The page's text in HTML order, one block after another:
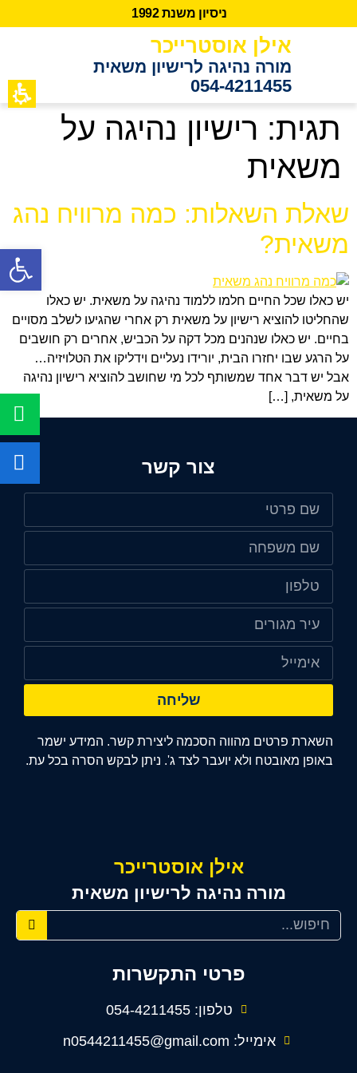
ניסיון משנת 2
9
9
1
אילן אוסטרייכר
מורה נהיגה לרישיון משאית
054-4211455
תגית: רישיון נהיגה על
משאית
שאלת השאלות: כמה מרוויח נהג
משאית?
יש כאלו שכל החיים חלמו ללמוד נהיגה על משאית. יש כאלו
שהחליטו להוציא רישיון על משאית רק אחרי שהגיעו לשלב מסויים
בחיים. יש כאלו שנהנים מכל דקה על הכביש, אחרים רק חושבים
על הרגע שבו יחזרו הבית, יורידו נעליים וידליקו את הטלויזיה…
אבל יש דבר אחד שמשותף לכל מי שחושב להוציא רישיון נהיגה
על משאית, […]
פרטי התקשרות
טלפון: 054-4211455
אימייל: n0544211455@gmail.com
אילן אוסטרייכר
מורה נהיגה לרישיון משאית
צור קשר
שליחה
השארת פרטים מהווה הסכמה ליצירת קשר. המידע ישמר
באופן מאובטח ולא יועבר לצד ג'. ניתן לבקש הסרה בכל עת.
פתח סרגל נגישות